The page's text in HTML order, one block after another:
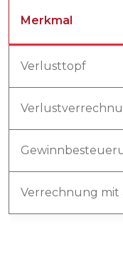
Merkmal
Verlusttopf
Verrechnung mit